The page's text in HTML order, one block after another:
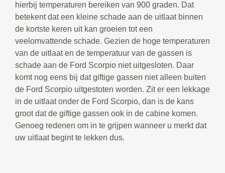
hierbij temperaturen bereiken van 900 graden. Dat
betekent dat een kleine schade aan de uitlaat binnen
de kortste keren uit kan groeien tot een
veelomvattende schade. Gezien de hoge temperaturen
van de uitlaat en de temperatuur van de gassen is
schade aan de Ford Scorpio niet uitgesloten. Daar
komt nog eens bij dat giftige gassen niet alleen buiten
de Ford Scorpio uitgestoten worden. Zit er een lekkage
in de uitlaat onder de Ford Scorpio, dan is de kans
groot dat de giftige gassen ook in de cabine komen.
Genoeg redenen om in te grijpen wanneer u merkt dat
uw uitlaat begint te lekken dus.